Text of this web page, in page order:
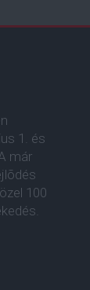
1. és
már
100